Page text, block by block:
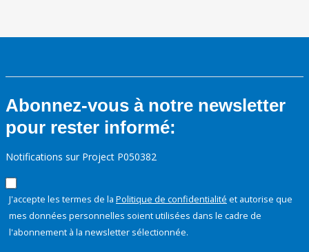
Abonnez-vous à notre newsletter
pour rester informé:
Notifications sur Project P050382
J'accepte les termes de la Politique de confidentialité et autorise que
mes données personnelles soient utilisées dans le cadre de
l'abonnement à la newsletter sélectionnée.